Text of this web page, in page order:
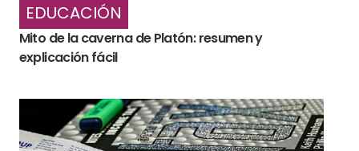
EDUCACIÓN
Mito de la caverna de Platón: resumen y
explicación fácil